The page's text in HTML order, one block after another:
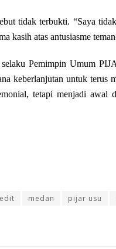
tidak terbukti. “Saya
kasih atas antusiasme
Pemimpin Umum
keberlanjutan untuk
tetapi menjadi
edit medan pijar usu